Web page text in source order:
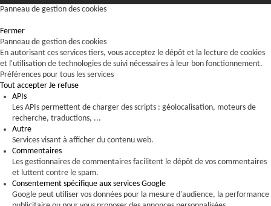
Panneau de gestion des cookies
Fermer
Panneau de gestion des cookies
En autorisant ces services tiers, vous acceptez le dépôt et la lecture de cookies
et l'utilisation de technologies de suivi nécessaires à leur bon fonctionnement.
Préférences pour tous les services
Tout accepter Je refuse
APIs
Les APIs permettent de charger des scripts : géolocalisation, moteurs de
recherche, traductions, ...
Autre
Services visant à afficher du contenu web.
Commentaires
Les gestionnaires de commentaires facilitent le dépôt de vos commentaires
et luttent contre le spam.
Consentement spécifique aux services Google
Google peut utiliser vos données pour la mesure d'audience, la performance